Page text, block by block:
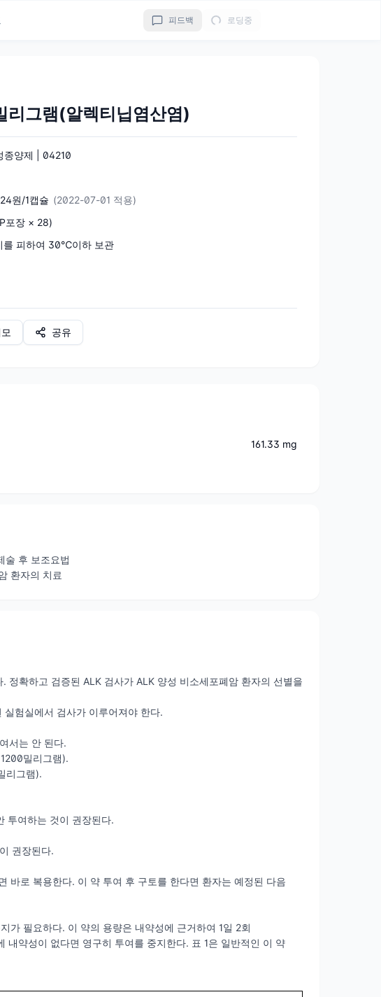
피드백 로딩중
리그램(알렉티닙염산염)
종양제 | 04210
원/1캡슐 (2022-07-01 적용)
포장 × 28)
를 피하여 30℃이하 보관
공유
161.33 mg
술 후 보조요법
환자의 치료
확하고 검증된 ALK 검사가 ALK 양성 비소세포폐암 환자의 선별을
험실에서 검사가 이루어져야 한다.
서는 안 된다.
밀리그램).
리그램).
투여하는 것이 권장된다.
권장된다.
바로 복용한다. 이 약 투여 후 구토를 한다면 환자는 예정된 다음
가 필요하다. 이 약의 용량은 내약성에 근거하여 1일 2회
약성이 없다면 영구히 투여를 중지한다. 표 1은 일반적인 이 약